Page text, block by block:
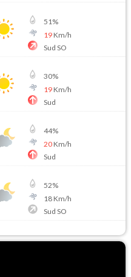
51%
19Km/h
Sud SO
30%
19Km/h
Sud
44%
20Km/h
Sud
52%
18Km/h
Sud SO